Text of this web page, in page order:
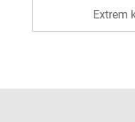
Extrem